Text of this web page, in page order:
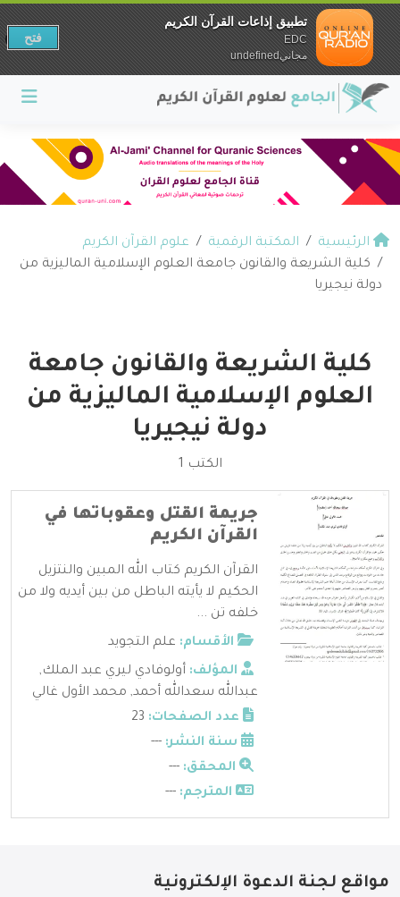
الرئيسية المكتبة الرقمية
علوم القرآن الكريم
كلية الشريعة والقانون جامعة العلوم الإسلامية الماليزية من
دولة نيجيريا
كلية الشريعة والقانون جامعة
العلوم الإسلامية الماليزية من
دولة نيجيريا
الكتب 1
جريمة القتل وعقوباتها في
القرآن الكريم
القرآن الكريم كتاب الله المبين والنتزيل
الحكيم لا يأيته الباطل من بين أيديه ولا من
خلفه تن ...
الأقسام: علم التجويد
المؤلف: أولوفادي ليري عبد الملك,
عبدالله سعدالله أحمد, محمد الأول غالي
عدد الصفحات:
سنة النشر: ---
المحقق: ---
المترجم: ---
مواقع لجنة الدعوة الإلكترونية
تطبيق إذاعات القرآن الكريم
EDC
مجانيundefined
فتح